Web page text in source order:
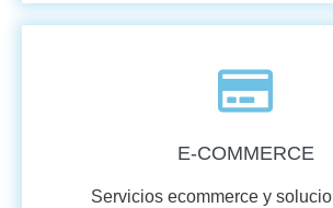
E-COMMERCE
Servicios ecommerce y